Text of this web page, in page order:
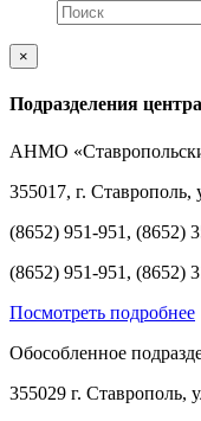
×
Подразделения центра
АНМО
355017, г. Ставрополь,
(8652) 951-951, (8652)
(8652) 951-951, (8652)
Посмотреть подробнее
Обособленное
355029 г. Ставрополь,